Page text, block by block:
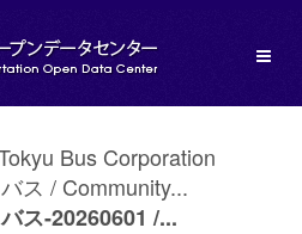
Bus Corporation
ス / Community...
ス-20260601 /...